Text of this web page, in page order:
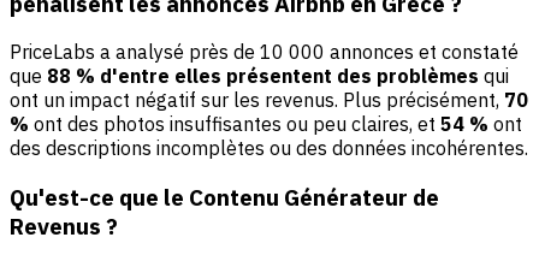
PriceLabs a analysé près de 10 000 annonces et constaté
que 88 % d'entre elles présentent des problèmes qui
ont un impact négatif sur les revenus. Plus précisément, 70
% ont des photos insuffisantes ou peu claires, et 54 % ont
des descriptions incomplètes ou des données incohérentes.
Qu'est-ce que le Contenu Générateur de
Revenus ?